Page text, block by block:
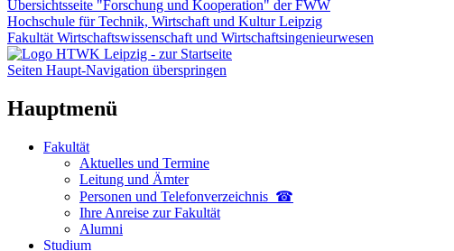
Übersichtsseite "Forschung und Kooperation" der FWW
Hochschule für Technik, Wirtschaft und Kultur Leipzig
Fakultät Wirtschaftswissenschaft und Wirtschaftsingenieurwesen
Seiten Haupt-Navigation überspringen
Hauptmenü
Fakultät
Aktuelles und Termine
Leitung und Ämter
Personen und Telefon­verzeichnis ☎
Ihre Anreise zur Fakultät
Alumni
Studium